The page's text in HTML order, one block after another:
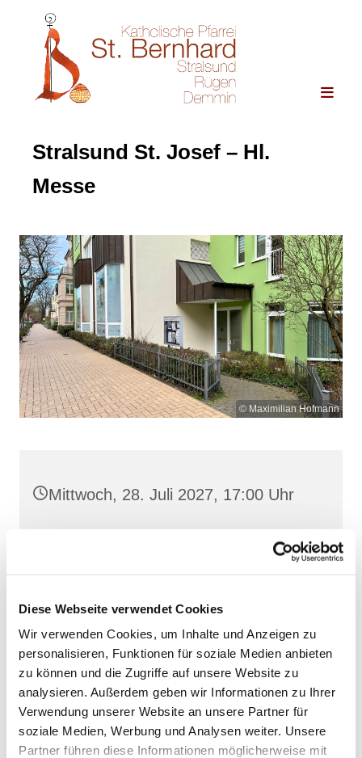
Diese Webseite verwendet Cookies
Wir verwenden Cookies, um Inhalte und Anzeigen zu
personalisieren, Funktionen für soziale Medien anbieten
zu können und die Zugriffe auf unsere Website zu
analysieren. Außerdem geben wir Informationen zu Ihrer
Verwendung unserer Website an unsere Partner für
soziale Medien, Werbung und Analysen weiter. Unsere
Partner führen diese Informationen möglicherweise mit
Stralsund St. Josef – Hl.
Messe
© Maximilian Hofmann
Mittwoch, 28. Juli 2027, 17:00 Uhr
St. Josef, Stralsund, Jungfernstieg